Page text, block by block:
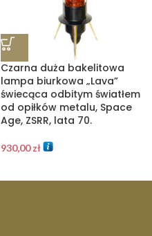
Czarna duża bakelitowa
lampa biurkowa „Lava”
świecąca odbitym światłem
od opiłków metalu, Space
Age, ZSRR, lata 70.
930,00zł